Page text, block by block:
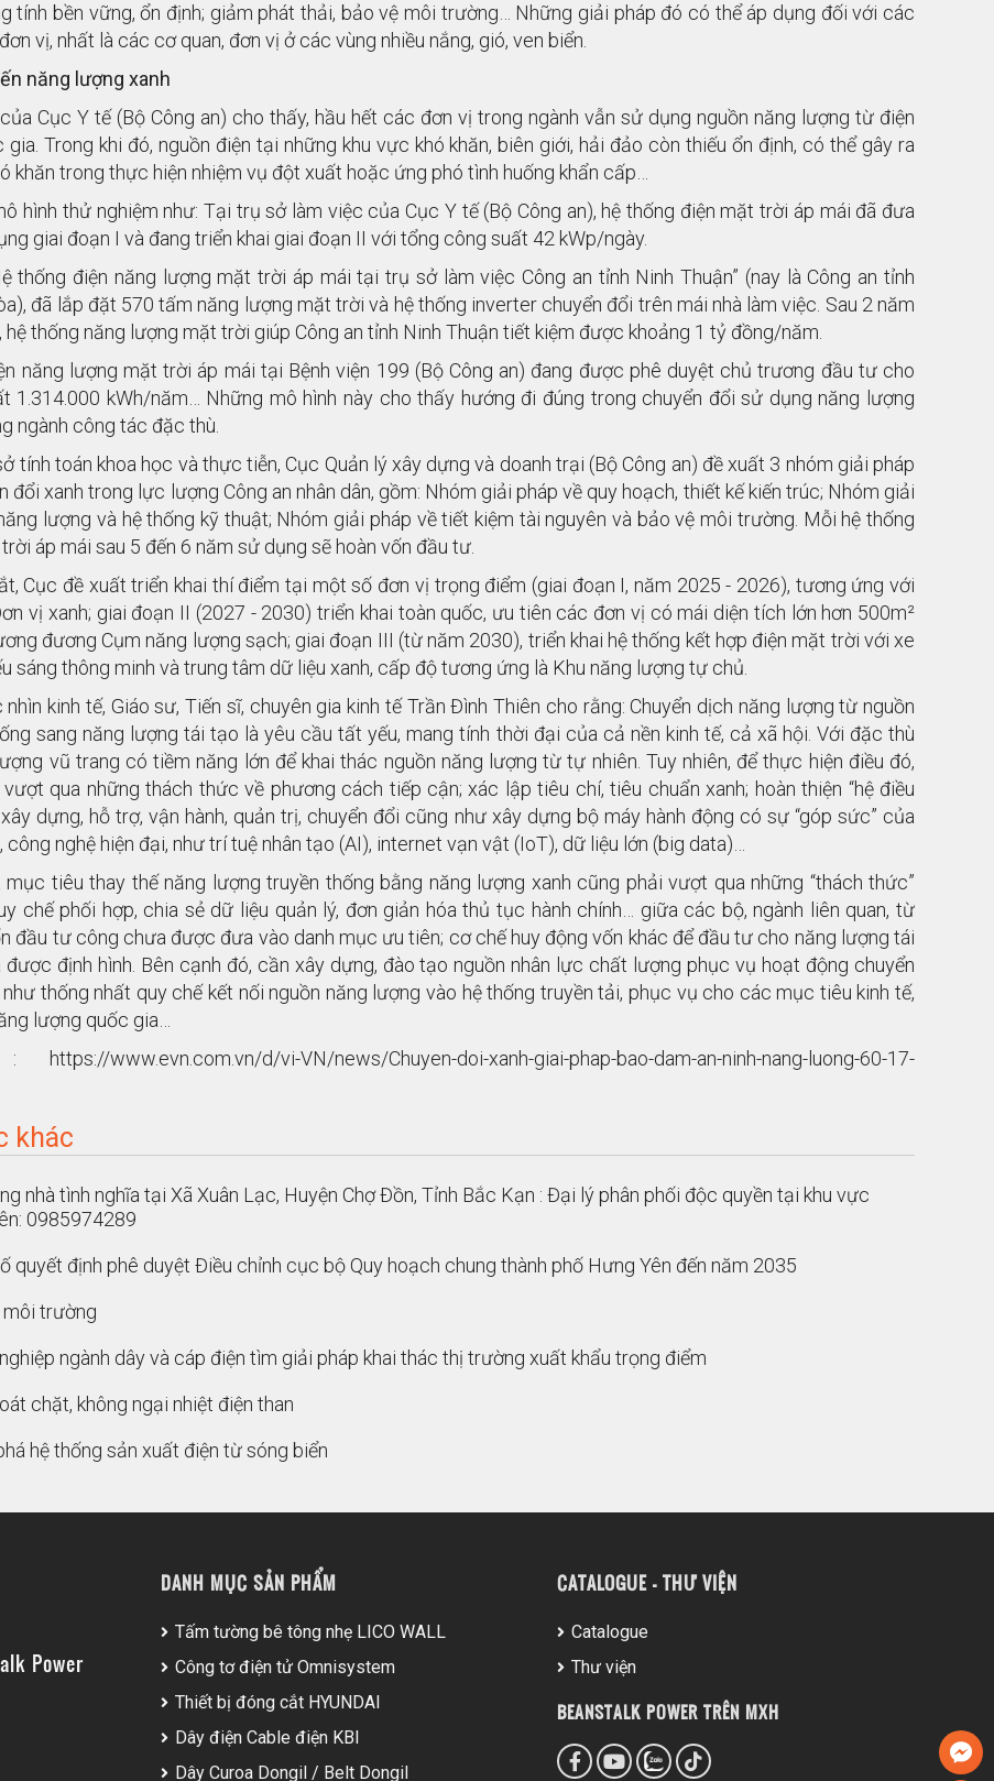
tính bền vững, ổn định; giảm phát thải, bảo vệ môi trường… Những giải pháp đó có thể áp dụng đối với các
vị, nhất là các cơ quan, đơn vị ở các vùng nhiều nắng, gió, ven biển.
năng lượng xanh
Cục Y tế (Bộ Công an) cho thấy, hầu hết các đơn vị trong ngành vẫn sử dụng nguồn năng lượng từ điện
gia. Trong khi đó, nguồn điện tại những khu vực khó khăn, biên giới, hải đảo còn thiếu ổn định, có thể gây ra
khăn trong thực hiện nhiệm vụ đột xuất hoặc ứng phó tình huống khẩn cấp…
hình thử nghiệm như: Tại trụ sở làm việc của Cục Y tế (Bộ Công an), hệ thống điện mặt trời áp mái đã đưa
giai đoạn I và đang triển khai giai đoạn II với tổng công suất 42 kWp/ngày.
thống điện năng lượng mặt trời áp mái tại trụ sở làm việc Công an tỉnh Ninh Thuận” (nay là Công an tỉnh
đã lắp đặt 570 tấm năng lượng mặt trời và hệ thống inverter chuyển đổi trên mái nhà làm việc. Sau 2 năm
hệ thống năng lượng mặt trời giúp Công an tỉnh Ninh Thuận tiết kiệm được khoảng 1 tỷ đồng/năm.
năng lượng mặt trời áp mái tại Bệnh viện 199 (Bộ Công an) đang được phê duyệt chủ trương đầu tư cho
1.314.000 kWh/năm… Những mô hình này cho thấy hướng đi đúng trong chuyển đổi sử dụng năng lượng
ngành công tác đặc thù.
tính toán khoa học và thực tiễn, Cục Quản lý xây dựng và doanh trại (Bộ Công an) đề xuất 3 nhóm giải pháp
đổi xanh trong lực lượng Công an nhân dân, gồm: Nhóm giải pháp về quy hoạch, thiết kế kiến trúc; Nhóm giải
lượng và hệ thống kỹ thuật; Nhóm giải pháp về tiết kiệm tài nguyên và bảo vệ môi trường. Mỗi hệ thống
áp mái sau 5 đến 6 năm sử dụng sẽ hoàn vốn đầu tư.
Cục đề xuất triển khai thí điểm tại một số đơn vị trọng điểm (giai đoạn I, năm 2025 - 2026), tương ứng với
vị xanh; giai đoạn II (2027 - 2030) triển khai toàn quốc, ưu tiên các đơn vị có mái diện tích lớn hơn 500m²
đương Cụm năng lượng sạch; giai đoạn III (từ năm 2030), triển khai hệ thống kết hợp điện mặt trời với xe
sáng thông minh và trung tâm dữ liệu xanh, cấp độ tương ứng là Khu năng lượng tự chủ.
kinh tế, Giáo sư, Tiến sĩ, chuyên gia kinh tế Trần Đình Thiên cho rằng: Chuyển dịch năng lượng từ nguồn
sang năng lượng tái tạo là yêu cầu tất yếu, mang tính thời đại của cả nền kinh tế, cả xã hội. Với đặc thù
vũ trang có tiềm năng lớn để khai thác nguồn năng lượng từ tự nhiên. Tuy nhiên, để thực hiện điều đó,
qua những thách thức về phương cách tiếp cận; xác lập tiêu chí, tiêu chuẩn xanh; hoàn thiện “hệ điều
xây dựng, hỗ trợ, vận hành, quản trị, chuyển đổi cũng như xây dựng bộ máy hành động có sự “góp sức” của
công nghệ hiện đại, như trí tuệ nhân tạo (AI), internet vạn vật (IoT), dữ liệu lớn (big data)…
mục tiêu thay thế năng lượng truyền thống bằng năng lượng xanh cũng phải vượt qua những “thách thức”
chế phối hợp, chia sẻ dữ liệu quản lý, đơn giản hóa thủ tục hành chính… giữa các bộ, ngành liên quan, từ
đầu tư công chưa được đưa vào danh mục ưu tiên; cơ chế huy động vốn khác để đầu tư cho năng lượng tái
định hình. Bên cạnh đó, cần xây dựng, đào tạo nguồn nhân lực chất lượng phục vụ hoạt động chuyển
thống nhất quy chế kết nối nguồn năng lượng vào hệ thống truyền tải, phục vụ cho các mục tiêu kinh tế,
lượng quốc gia…
www.evn.com.vn/d/vi-VN/news/Chuyen-doi-xanh-giai-phap-bao-dam-an-ninh-nang-luong-60-17-
khác
nhà tình nghĩa tại Xã Xuân Lạc, Huyện Chợ Đồn, Tỉnh Bắc Kạn : Đại lý phân phối độc quyền tại khu vực
0985974289
quyết định phê duyệt Điều chỉnh cục bộ Quy hoạch chung thành phố Hưng Yên đến năm 2035
môi trường
ngành dây và cáp điện tìm giải pháp khai thác thị trường xuất khẩu trọng điểm
chặt, không ngại nhiệt điện than
hệ thống sản xuất điện từ sóng biển
Power
DANH MỤC SẢN PHẨM
Tấm tường bê tông nhẹ LICO WALL
Công tơ điện tử Omnisystem
Thiết bị đóng cắt HYUNDAI
Dây điện Cable điện KBI
Dây Curoa Dongil / Belt Dongil
CATALOGUE - THƯ VIỆN
Catalogue
Thư viện
BEANSTALK POWER TRÊN MXH